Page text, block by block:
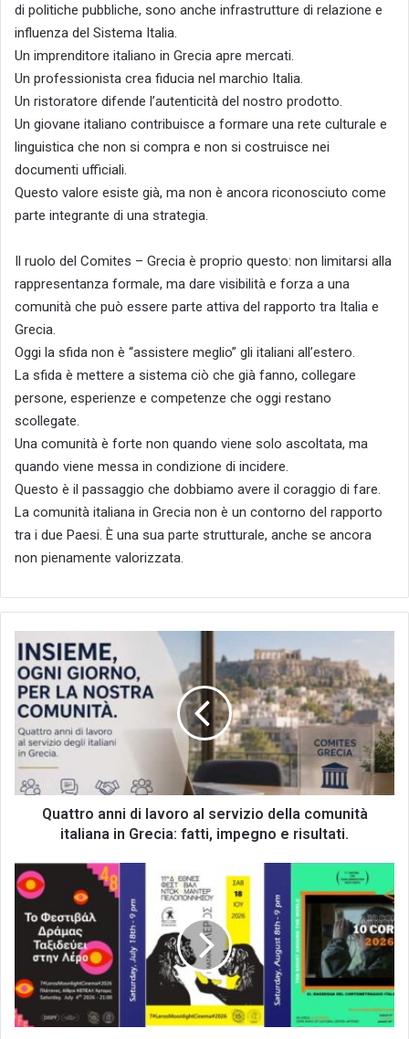
di politiche pubbliche, sono anche infrastrutture di relazione e
influenza del Sistema Italia.
Un imprenditore italiano in Grecia apre mercati.
Un professionista crea fiducia nel marchio Italia.
Un ristoratore difende l’autenticità del nostro prodotto.
Un giovane italiano contribuisce a formare una rete culturale e
linguistica che non si compra e non si costruisce nei
documenti ufficiali.
Questo valore esiste già, ma non è ancora riconosciuto come
parte integrante di una strategia.
Il ruolo del Comites – Grecia è proprio questo: non limitarsi alla
rappresentanza formale, ma dare visibilità e forza a una
comunità che può essere parte attiva del rapporto tra Italia e
Grecia.
Oggi la sfida non è “assistere meglio” gli italiani all’estero.
La sfida è mettere a sistema ciò che già fanno, collegare
persone, esperienze e competenze che oggi restano
scollegate.
Una comunità è forte non quando viene solo ascoltata, ma
quando viene messa in condizione di incidere.
Questo è il passaggio che dobbiamo avere il coraggio di fare.
La comunità italiana in Grecia non è un contorno del rapporto
tra i due Paesi. È una sua parte strutturale, anche se ancora
non pienamente valorizzata.
Quattro
anni
di
lavoro
al
servizio
della
comunità
italiana
impegno
e
Quattro anni di lavoro al servizio della comunità
italiana in Grecia: fatti, impegno e risultati.
48°
DISFF
on
road